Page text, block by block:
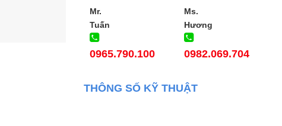
Mr.
Tuấn
0965.790.100
Ms.
Hương
0982.069.704
THÔNG SỐ KỸ THUẬT